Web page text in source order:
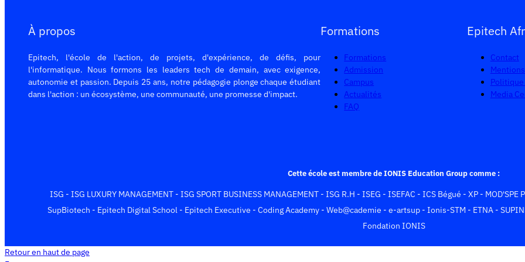
À propos
Epitech, l'école de l'action, de projets, d'expérience, de défis, pour
l'informatique. Nous formons les leaders tech de demain, avec exigence,
autonomie et passion. Depuis 25 ans, notre pédagogie plonge chaque étudiant
dans l'action : un écosystème, une communauté, une promesse d'impact.
Formations
Formations
Admission
Campus
Actualités
FAQ
Epitech
Contact
Media
Cette école est membre de IONIS Education Group comme :
ISG - ISG LUXURY MANAGEMENT- ISG SPORT BUSINESS MANAGEMENT- ISG R.H - ISEG - ISEFAC - ICS Bégué - XP- MOD'SPE
SupBiotech - Epitech Digital School- Epitech Executive - Coding Academy- Web@cademie - e-artsup- Ionis-STM - ETNA-
Fondation IONIS
Retour en haut de page